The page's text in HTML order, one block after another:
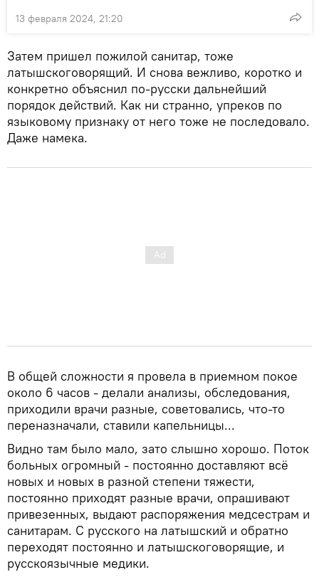
13 февраля 2024, 21:20
Затем пришел пожилой санитар, тоже
латышскоговорящий. И снова вежливо, коротко и
конкретно объяснил по-русски дальнейший
порядок действий. Как ни странно, упреков по
языковому признаку от него тоже не последовало.
Даже намека.
В общей сложности я провела в приемном покое
около 6 часов - делали анализы, обследования,
приходили врачи разные, советовались, что-то
переназначали, ставили капельницы...
Видно там было мало, зато слышно хорошо. Поток
больных огромный - постоянно доставляют всё
новых и новых в разной степени тяжести,
постоянно приходят разные врачи, опрашивают
привезенных, выдают распоряжения медсестрам и
санитарам. С русского на латышский и обратно
переходят постоянно и латышскоговорящие, и
русскоязычные медики.